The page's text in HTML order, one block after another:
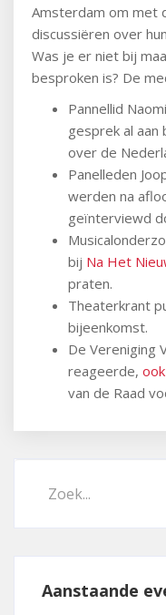
Amsterdam om met
discussiëren over
Was je er niet bij
besproken is? De
Pannellid
gesprek al aan
over de
Panelleden
werden na
geïnterviewd
bij Na Het
praten.
Theaterkrant
bijeenkomst.
De Vereniging
reageerde,
van de Raad
Aanstaande